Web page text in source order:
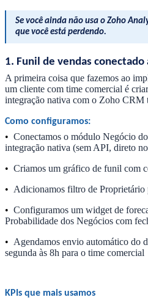
Se você ainda não usa o Zoho
que você está perdendo.
1. Funil de vendas conectado
A primeira coisa que fazemos ao
um cliente com time comercial é
integração nativa com o Zoho CRM
Como configuramos:
• Conectamos o módulo Negócio
integração nativa (sem API, direto
• Criamos um gráfico de funil com
• Adicionamos filtro de Proprietário
• Configuramos um widget de
Probabilidade dos Negócios com
• Agendamos envio automático do
segunda às 8h para o time comercial
KPIs que mais usamos